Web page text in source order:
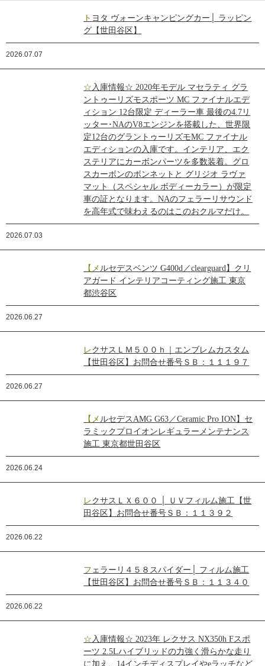
トヨタ ヴォーンキャンピングカー│ ラッピン
グ【世田谷区】
2026.07.07
☆入庫情報☆ 2020年モデル マセラティ グラ
ントゥーリズモスポーツ MC ファイナルエデ
ィション 12台限定 ディーラー車 最後の4.7リ
ッター･NAのV8エンジンを搭載した、世界限
定12台のグラントゥーリズモMC ファイナル
エディションの入庫です。インテリア、エク
ステリアにカーボンパーツを多数装着。グロ
スカーボンのボンネットと グリジオ ラヴァ
マット（スペシャル ボディーカラー）が限定
車の証となります。NAのフェラーリサウンド
を高年式で味わえるのはこのおクルマだけ。
2026.07.03
【メルセデスベンツ G400d／clearguard】クリ
アガード インテリアコーティング施工 東京
都渋谷区
2026.06.27
レクサスＬＭ５００ｈ｜エンブレムカスタム
【世田谷区】お問合せ番号ＳＢ：１１１９７
2026.06.27
【メルセデスAMG G63／Ceramic Pro ION】セ
ラミックプロイオンレギュラーメンテナンス
施工 東京都世田谷区
2026.06.24
レクサスＬＸ６００ │ ＵＶフィルム施工【世
田谷区】お問合せ番号ＳＢ：１１３９２
2026.06.22
フェラーリ４５８スパイダー│ フィルム施工
【世田谷区】お問合せ番号ＳＢ：１１３４０
2026.06.22
☆入庫情報☆ 2023年 レクサス NX350h Fスポ
ーツ 2.5Lハイブリッドの力強く滑らかな走り
に加え、14インチディスプレイやeラッチなど